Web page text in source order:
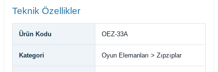
Teknik Özellikler
Ürün Kodu OEZ-33A
Kategori Oyun Elemanları > Zıpzıplar